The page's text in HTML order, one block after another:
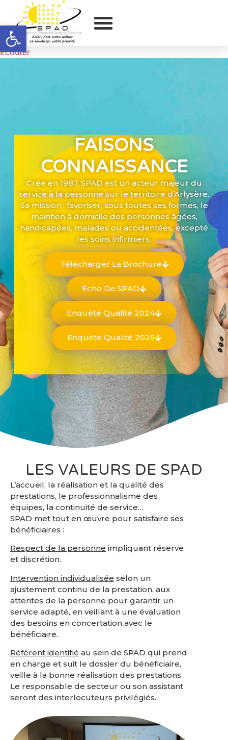
Ouvrir la barre d’outils
Ecouter
FAISONS
CONNAISSANCE
Crée en 1987, SPAD est un acteur majeur du
service à la personne sur le territoire d’Arlysère.
Sa mission : favoriser, sous toutes ses formes, le
maintien à domicile des personnes âgées,
handicapées, malades ou accidentées, excepté
les soins infirmiers.
Télécharger La Brochure
Echo De SPAD
Enquète Qualité 2024
Enquète Qualité 2025
LES VALEURS DE SPAD
L’accueil, la réalisation et la qualité des
prestations, le professionnalisme des
équipes, la continuité de service…
SPAD met tout en œuvre pour satisfaire ses
bénéficiaires :
Respect de la personne impliquant réserve
et discrétion.
Intervention individualisée selon un
ajustement continu de la prestation, aux
attentes de la personne pour garantir un
service adapté, en veillant à une évaluation
des besoins en concertation avec le
bénéficiaire.
Référent identifié au sein de SPAD qui prend
en charge et suit le dossier du bénéficiaire,
veille à la bonne réalisation des prestations.
Le responsable de secteur ou son assistant
seront des interlocuteurs privilégiés.